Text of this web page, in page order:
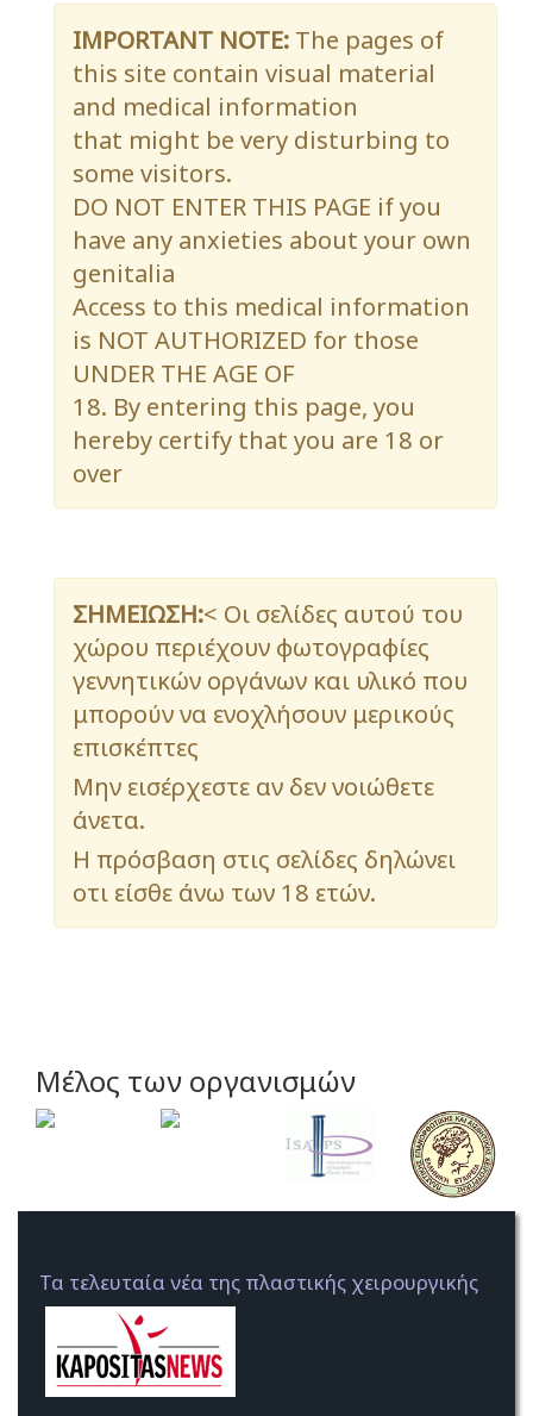
IMPORTANT NOTE: The pages of
this site contain visual material
and medical information
that might be very disturbing to
some visitors.
DO NOT ENTER THIS PAGE if you
have any anxieties about your own
genitalia
Access to this medical information
is NOT AUTHORIZED for those
UNDER THE AGE OF
18. By entering this page, you
hereby certify that you are 18 or
over
ΣΗΜΕΙΩΣΗ:< Οι σελίδες αυτού του
χώρου περιέχουν φωτογραφίες
γεννητικών οργάνων και υλικό που
μπορούν να ενοχλήσουν μερικούς
επισκέπτες
Μην εισέρχεστε αν δεν νοιώθετε
άνετα.
Η πρόσβαση στις σελίδες δηλώνει
οτι είσθε άνω των 18 ετών.
Μέλος των οργανισμών
Τα τελευταία νέα της πλαστικής χειρουργικής